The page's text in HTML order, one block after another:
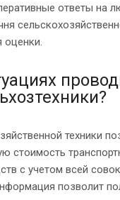
ответы на
оценки.
техники
стоимость
с учетом всей
позволит